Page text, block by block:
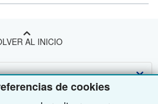
de cookies
AL INICIO